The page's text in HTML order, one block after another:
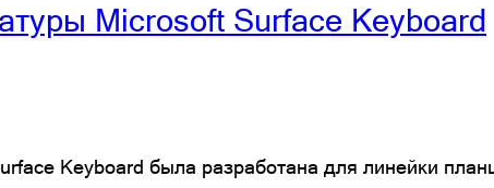
Microsoft Surface Keyboard
Keyboard была разработана для линейки